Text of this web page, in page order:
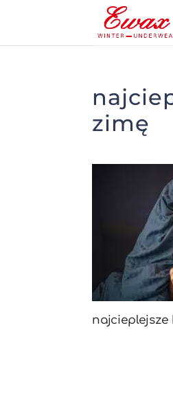
zimę
najcieplejsze